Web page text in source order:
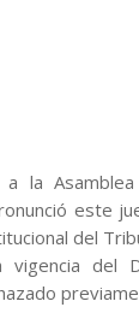
la
este
del
vigencia del